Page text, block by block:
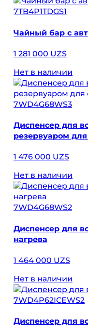
7TB4P1TDGS1
Чайный бар с
1 281 000 UZS
Нет в наличии
7WD4G68WS3
Диспенсер для
резервуаром
1 476 000 UZS
Нет в наличии
7WD4G68WS2
Диспенсер для
нагрева
1 464 000 UZS
Нет в наличии
7WD4P62ICEWS2
Диспенсер для